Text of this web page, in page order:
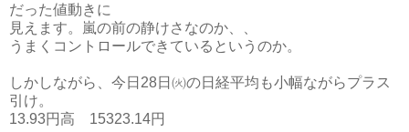
だった値動きに
見えます。嵐の前の静けさなのか、、
うまくコントロールできているというのか。
しかしながら、今日28日㈫の日経平均も小幅ながらプラス
引け。
13.93円高 15323.14円